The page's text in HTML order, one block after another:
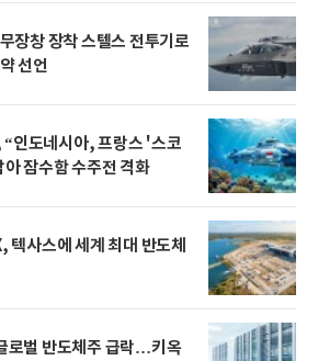
장창 장착 스텔스 전투기로
선언
“인도네시아, 프랑스 '스코
잠수함 수주전 격화
텍사스에 세계 최대 반도체
로벌 반도체주 급락…키옥